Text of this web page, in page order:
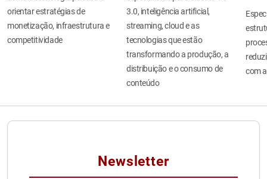
orientar estratégias de
monetização, infraestrutura e
competitividade
3.0, inteligência artificial,
streaming, cloud e as
tecnologias que estão
transformando a produção, a
distribuição e o consumo de
conteúdo
com
Newsletter